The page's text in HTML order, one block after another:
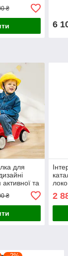
₴
6
для
та
₴ 2